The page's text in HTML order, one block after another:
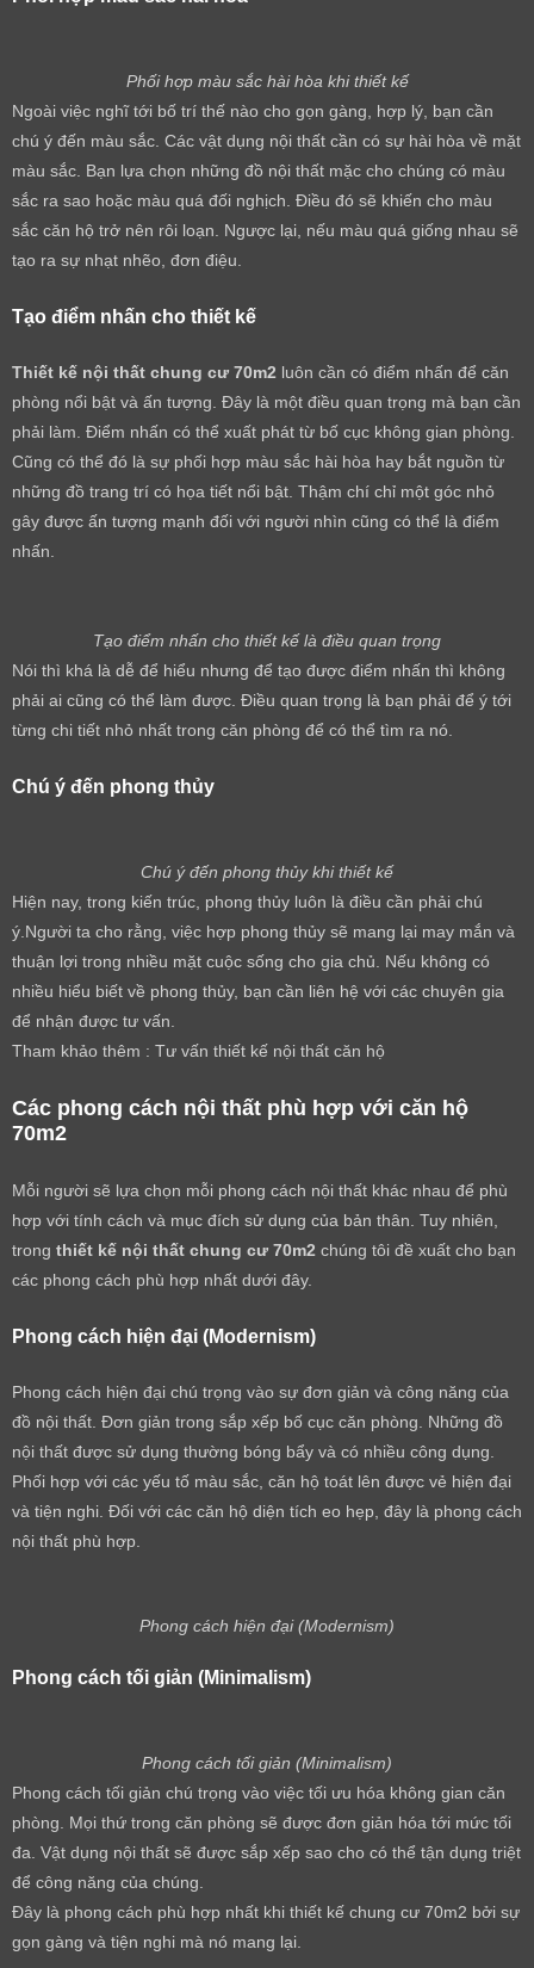
Phối hợp màu sắc hài hòa khi thiết kế
Ngoài việc nghĩ tới bố trí thế nào cho gọn gàng, hợp lý, bạn cần
chú ý đến màu sắc. Các vật dụng nội thất cần có sự hài hòa về mặt
màu sắc. Bạn lựa chọn những đồ nội thất mặc cho chúng có màu
sắc ra sao hoặc màu quá đối nghịch. Điều đó sẽ khiến cho màu
sắc căn hộ trở nên rôi loạn. Ngược lại, nếu màu quá giống nhau sẽ
tạo ra sự nhạt nhẽo, đơn điệu.
Tạo điểm nhấn cho thiết kế
Thiết kế nội thất chung cư 70m2 luôn cần có điểm nhấn để căn
phòng nổi bật và ấn tượng. Đây là một điều quan trọng mà bạn cần
phải làm. Điểm nhấn có thể xuất phát từ bố cục không gian phòng.
Cũng có thể đó là sự phối hợp màu sắc hài hòa hay bắt nguồn từ
những đồ trang trí có họa tiết nổi bật. Thậm chí chỉ một góc nhỏ
gây được ấn tượng mạnh đối với người nhìn cũng có thể là điểm
nhấn.
Tạo điểm nhấn cho thiết kế là điều quan trọng
Nói thì khá là dễ để hiểu nhưng để tạo được điểm nhấn thì không
phải ai cũng có thể làm được. Điều quan trọng là bạn phải để ý tới
từng chi tiết nhỏ nhất trong căn phòng để có thể tìm ra nó.
Chú ý đến phong thủy
Chú ý đến phong thủy khi thiết kế
Hiện nay, trong kiến trúc, phong thủy luôn là điều cần phải chú
ý.Người ta cho rằng, việc hợp phong thủy sẽ mang lại may mắn và
thuận lợi trong nhiều mặt cuộc sống cho gia chủ. Nếu không có
nhiều hiểu biết về phong thủy, bạn cần liên hệ với các chuyên gia
để nhận được tư vấn.
Tham khảo thêm : Tư vấn thiết kế nội thất căn hộ
Các phong cách nội thất phù hợp với căn hộ
70m2
Mỗi người sẽ lựa chọn mỗi phong cách nội thất khác nhau để phù
hợp với tính cách và mục đích sử dụng của bản thân. Tuy nhiên,
trong thiết kế nội thất chung cư 70m2 chúng tôi đề xuất cho bạn
các phong cách phù hợp nhất dưới đây.
Phong cách hiện đại (Modernism)
Phong cách hiện đại chú trọng vào sự đơn giản và công năng của
đồ nội thất. Đơn giản trong sắp xếp bố cục căn phòng. Những đồ
nội thất được sử dụng thường bóng bẩy và có nhiều công dụng.
Phối hợp với các yếu tố màu sắc, căn hộ toát lên được vẻ hiện đại
và tiện nghi. Đối với các căn hộ diện tích eo hẹp, đây là phong cách
nội thất phù hợp.
Phong cách hiện đại (Modernism)
Phong cách tối giản (Minimalism)
Phong cách tối giản (Minimalism)
Phong cách tối giản chú trọng vào việc tối ưu hóa không gian căn
phòng. Mọi thứ trong căn phòng sẽ được đơn giản hóa tới mức tối
đa. Vật dụng nội thất sẽ được sắp xếp sao cho có thể tận dụng triệt
để công năng của chúng.
Đây là phong cách phù hợp nhất khi thiết kế chung cư 70m2 bởi sự
gọn gàng và tiện nghi mà nó mang lại.